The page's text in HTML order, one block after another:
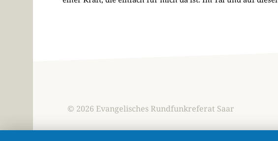
© 2026 Evangelisches Rundfunkreferat Saar